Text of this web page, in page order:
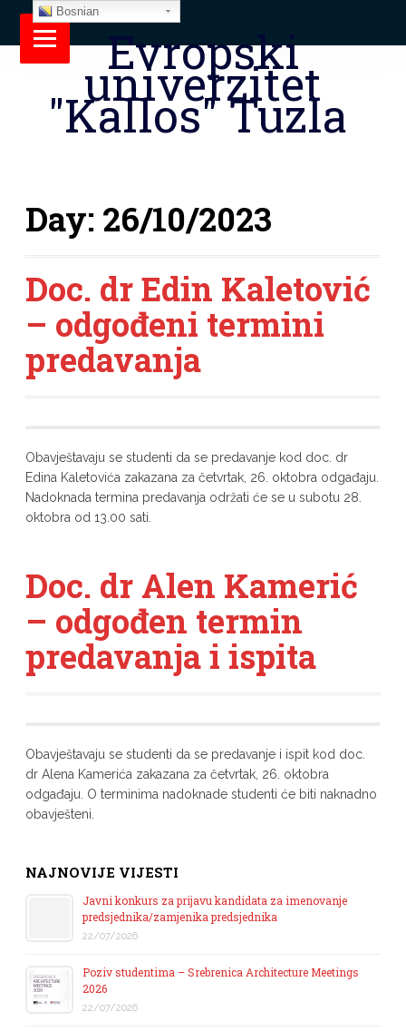
Evropski
univerzitet
"Kallos" Tuzla
Day: 26/10/2023
Doc. dr Edin Kaletović
– odgođeni termini
predavanja
Obavještavaju se studenti da se predavanje kod doc. dr
Edina Kaletovića zakazana za četvrtak, 26. oktobra odgađaju.
Nadoknada termina predavanja održati će se u subotu 28.
oktobra od 13.00 sati.
Doc. dr Alen Kamerić
– odgođen termin
predavanja i ispita
Obavještavaju se studenti da se predavanje i ispit kod doc.
dr Alena Kamerića zakazana za četvrtak, 26. oktobra
odgađaju. O terminima nadoknade studenti će biti naknadno
obavješteni.
NAJNOVIJE VIJESTI
Javni konkurs za prijavu kandidata za imenovanje
predsjednika/zamjenika predsjednika
22/07/2026
Poziv studentima – Srebrenica Architecture Meetings
2026
22/07/2026
Bosnian